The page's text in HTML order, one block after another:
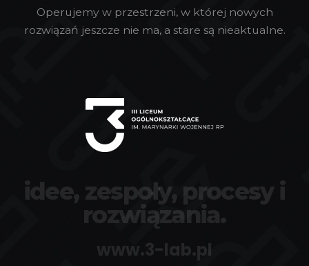
Operujemy w przestrzeni, w której nowych
rozwiązań jeszcze nie ma, a stare są nieaktualne.
idee, zespoły, procesy i
rozwiązania.
www.3-lab.pl